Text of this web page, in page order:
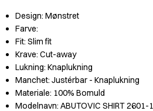
Design: Mønstret
Farve:
Fit: Slim fit
Krave: Cut-away
Lukning: Knaplukning
Manchet: Justérbar - Knaplukning
Materiale: 100% Bomuld
Modelnavn: ABUTOVIC SHIRT 2601-